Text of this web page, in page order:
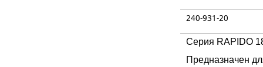
240-931-20
Серия RAPIDO
Предназначен